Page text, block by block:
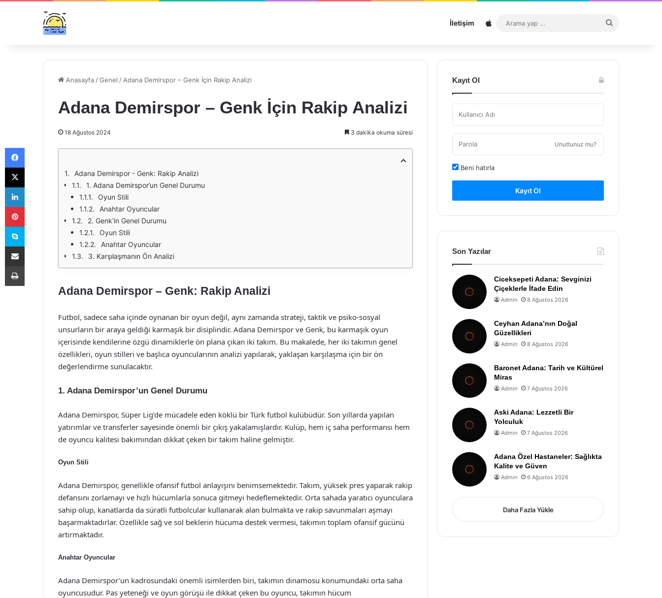
İletişim Sitemap
...
Anasayfa /Genel / Adana Demirspor – Genk İçin Rakip Analizi
Adana Demirspor – Genk İçin Rakip Analizi
18 Ağustos 2024 3 dakika okuma süresi
Adana Demirspor - Genk: Rakip Analizi
1. Adana Demirspor’un Genel Durumu
Oyun Stili
Anahtar Oyuncular
2. Genk’in Genel Durumu
Oyun Stili
Anahtar Oyuncular
3. Karşılaşmanın Ön Analizi
Adana Demirspor – Genk: Rakip Analizi
Futbol, sadece saha içinde oynanan bir oyun değil, aynı zamanda strateji, taktik ve psiko-sosyal
unsurların bir araya geldiği karmaşık bir disiplindir. Adana Demirspor ve Genk, bu karmaşık oyun
içerisinde kendilerine özgü dinamiklerle ön plana çıkan iki takım. Bu makalede, her iki takımın genel
özellikleri, oyun stilleri ve başlıca oyuncularının analizi yapılarak, yaklaşan karşılaşma için bir ön
değerlendirme sunulacaktır.
1. Adana Demirspor’un Genel Durumu
Adana Demirspor, Süper Lig’de mücadele eden köklü bir Türk futbol kulübüdür. Son yıllarda yapılan
yatırımlar ve transferler sayesinde önemli bir çıkış yakalamışlardır. Kulüp, hem iç saha performansı hem
de oyuncu kalitesi bakımından dikkat çeken bir takım haline gelmiştir.
Oyun Stili
Adana Demirspor, genellikle ofansif futbol anlayışını benimsemektedir. Takım, yüksek pres yaparak rakip
defansını zorlamayı ve hızlı hücumlarla sonuca gitmeyi hedeflemektedir. Orta sahada yaratıcı oyunculara
sahip olup, kanatlarda da süratli futbolcular kullanarak alan bulmakta ve rakip savunmaları aşmayı
başarmaktadırlar. Özellikle sağ ve sol beklerin hücuma destek vermesi, takımın toplam ofansif gücünü
artırmaktadır.
Anahtar Oyuncular
Adana Demirspor’un kadrosundaki önemli isimlerden biri, takımın dinamosu konumundaki orta saha
oyuncusudur. Pas yeteneği ve oyun görüşü ile dikkat çeken bu oyuncu, takımın hücum
Kayıt Ol
Unuttunuz mu?
Beni hatırla
Kayıt Ol
Son Yazılar
Ciceksepeti Adana: Sevginizi
Çiçeklerle İfade Edin
Admin 8 Ağustos 2026
Ceyhan Adana’nın Doğal
Güzellikleri
Admin 8 Ağustos 2026
Baronet Adana: Tarih ve Kültürel
Miras
Admin 7 Ağustos 2026
Aski Adana: Lezzetli Bir
Yolculuk
Admin 7 Ağustos 2026
Adana Özel Hastaneler: Sağlıkta
Kalite ve Güven
Admin 6 Ağustos 2026
Daha Fazla Yükle
Facebook
X
LinkedIn
Pinterest
Skype
E-Posta ile paylaş